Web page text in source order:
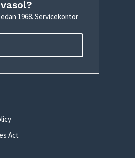
1968. Servicekontor
Act